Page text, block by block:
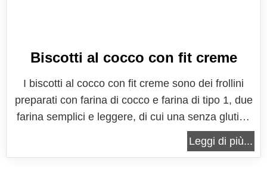
Biscotti al cocco con fit creme
I biscotti al cocco con fit creme sono dei frollini
preparati con farina di cocco e farina di tipo 1, due
farina semplici e leggere, di cui una senza glutine
ed una semi integrale, con e quali è possibile
realizzare dei biscotti dal sapore rustico, perfetti
Leggi di più...